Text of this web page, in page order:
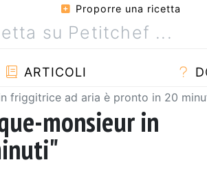
Proporre una ricetta
ARTICOLI
friggitrice ad aria è pronto in 20
monsieur in